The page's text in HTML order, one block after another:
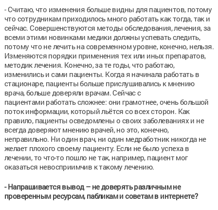
- Считаю, что изменения больше видны для пациентов, потому
что сотрудникам приходилось много работать как тогда, так и
сейчас. Совершенствуются методы обследования, лечения, за
всеми этими новинками медики должны успевать следить,
потому что не лечить на современном уровне, конечно, нельзя.
Изменяются порядки применения тех или иных препаратов,
методик лечения. Конечно, за те годы, что работаю,
изменились и сами пациенты. Когда я начинала работать в
стационаре, пациенты больше прислушивались к мнению
врача, больше доверяли врачам. Сейчас с
пациентами работать сложнее: они грамотнее, очень большой
поток информации, который льётся со всех сторон. Как
правило, пациенты осведомлены о своих заболеваниях и не
всегда доверяют мнению врачей, но это, конечно,
неправильно. Ни один врач, ни один медработник никогда не
желает плохого своему пациенту. Если не было успеха в
лечении, то что-то пошло не так, например, пациент мог
оказаться невосприимчив к такому лечению.
- Напрашивается вывод – не доверять различным не
проверенным ресурсам, пабликам и советам в интернете?